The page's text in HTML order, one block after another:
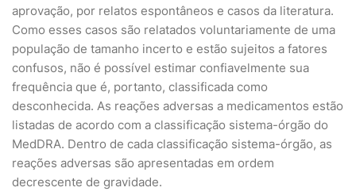
aprovação, por relatos espontâneos e casos da literatura.
Como esses casos são relatados voluntariamente de uma
população de tamanho incerto e estão sujeitos a fatores
confusos, não é possível estimar confiavelmente sua
frequência que é, portanto, classificada como
desconhecida. As reações adversas a medicamentos estão
listadas de acordo com a classificação sistema-órgão do
MedDRA. Dentro de cada classificação sistema-órgão, as
reações adversas são apresentadas em ordem
decrescente de gravidade.